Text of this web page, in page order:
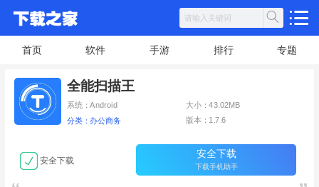
首页 软件 手游 排行 专题
全能扫描王
系统：Android 大小：43.02MB
分类：办公商务 版本：1.7.6
安全下载
安全下载
下载手机助手